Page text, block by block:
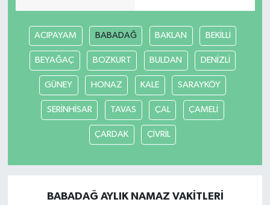
ACIPAYAM BABADAĞ BAKLAN BEKİLLİ
BEYAĞAÇ BOZKURT BULDAN DENİZLİ
GÜNEY HONAZ KALE SARAYKÖY
SERİNHİSAR TAVAS ÇAL ÇAMELİ
ÇARDAK ÇİVRİL
BABADAĞ AYLIK NAMAZ VAKITLERI